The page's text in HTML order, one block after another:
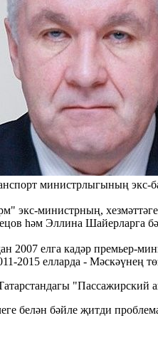
министрлыгының
экс-министрның,
һәм Эллина Шайерларга
2007 елга кадәр премьер-
2015 елларда - Мәскәүнең
"Пассажирский
белән бәйле җитди